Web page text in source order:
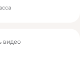
видео